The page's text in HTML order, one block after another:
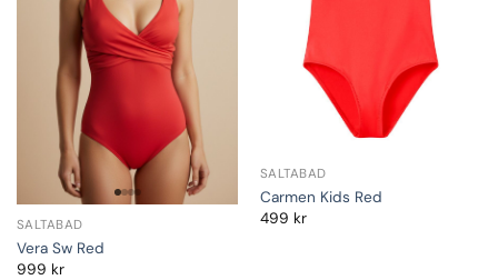
SALTABAD
Vera Sw Red
999 kr
SALTABAD
Carmen Kids Red
499 kr